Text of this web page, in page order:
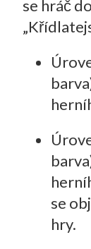
se hráč
se
hry.